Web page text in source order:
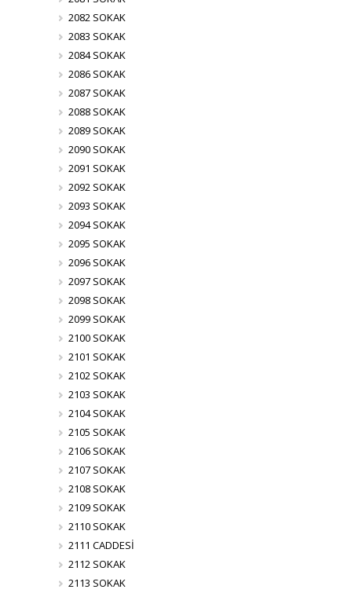
2082 SOKAK
2083 SOKAK
2084 SOKAK
2086 SOKAK
2087 SOKAK
2088 SOKAK
2089 SOKAK
2090 SOKAK
2091 SOKAK
2092 SOKAK
2093 SOKAK
2094 SOKAK
2095 SOKAK
2096 SOKAK
2097 SOKAK
2098 SOKAK
2099 SOKAK
2100 SOKAK
2101 SOKAK
2102 SOKAK
2103 SOKAK
2104 SOKAK
2105 SOKAK
2106 SOKAK
2107 SOKAK
2108 SOKAK
2109 SOKAK
2110 SOKAK
2111 CADDESİ
2112 SOKAK
2113 SOKAK